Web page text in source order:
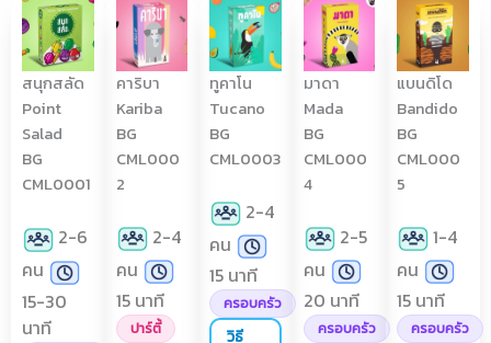
สนุกสลัด
Point
Salad
BG
CML0001
2-6
คน
15-30
นาที
คาริบา
Kariba
BG
CML000
2
2-4
คน
15 นาที
ปาร์ตี้
ทูคาโน
Tucano
BG
CML0003
2-4
คน
15 นาที
ครอบครัว
วิธี
มาดา
Mada
BG
CML000
4
2-5
คน
20 นาที
ครอบครัว
แบนดิโด
Bandido
BG
CML000
5
1-4
คน
15 นาที
ครอบครัว